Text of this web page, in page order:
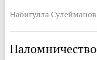
Набигулла Сулейманов
Паломничество